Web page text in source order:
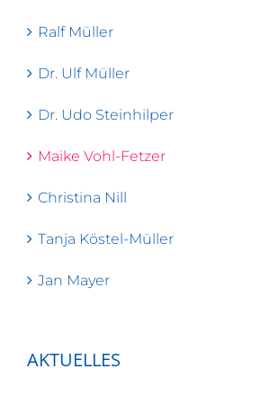
Ralf Müller
Dr. Ulf Müller
Dr. Udo Steinhilper
Maike Vohl-Fetzer
Christina Nill
Tanja Köstel-Müller
Jan Mayer
AKTUELLES